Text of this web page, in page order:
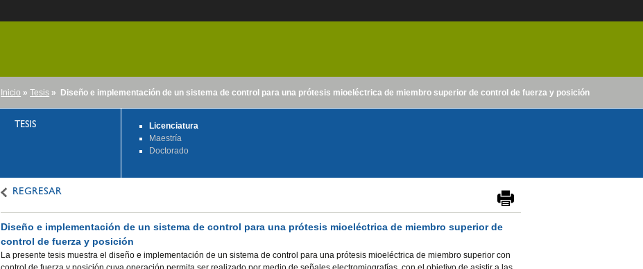
Inicio »Tesis » Diseño e implementación de un sistema de control para una prótesis mioeléctrica de miembro superior de control de fuerza y posición
TESIS
Licenciatura
Maestría
Doctorado
REGRESAR
Diseño e implementación de un sistema de control para una prótesis mioeléctrica de miembro superior de
control de fuerza y posición
La presente tesis muestra el diseño e implementación de un sistema de control para una prótesis mioeléctrica de miembro superior con